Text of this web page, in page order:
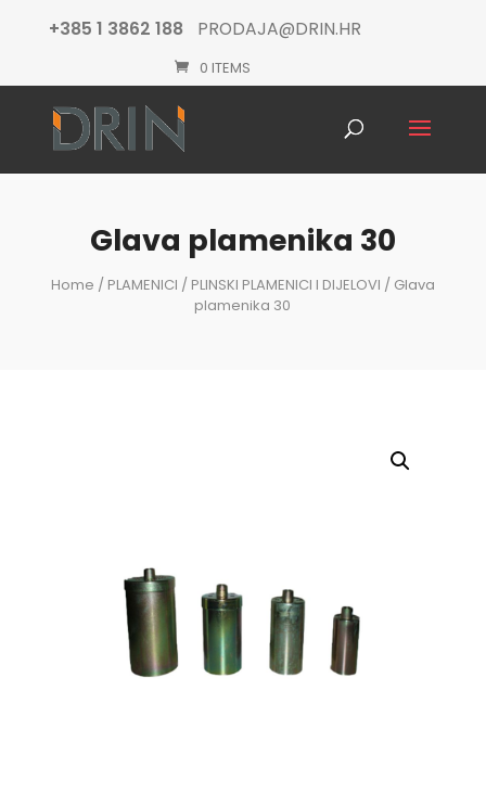
+385 1 3862 188 PRODAJA@DRIN.HR
0 ITEMS
Glava plamenika 30
Home / PLAMENICI / PLINSKI PLAMENICI I DIJELOVI / Glava
plamenika 30